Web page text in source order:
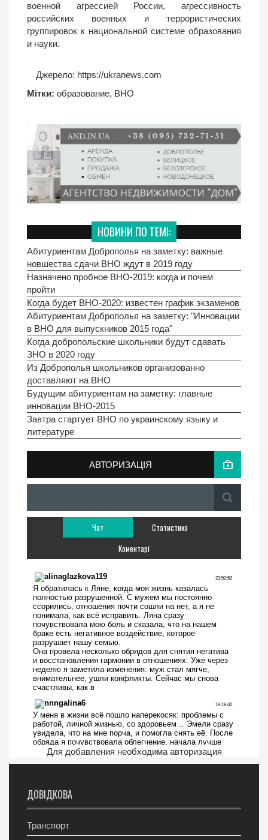
военной агрессией России, агрессивность
российских военных и террористических
группировок к национальной системе образования
и науки.
Джерело: https://ukranews.com
Мітки: образование, ВНО
НОВИНИ ПО ТЕМІ:
Абитуриентам Доброполья на заметку: важные
новшества сдачи ВНО ждут в 2019 году
Назначено пробное ВНО-2019: когда и почем
пройти
Когда будет ВНО-2020: известен график экзаменов
Абитуриентам Доброполья на заметку: "Инновации
в ВНО для выпускников 2015 года"
Когда добропольские школьники будут сдавать
ЗНО в 2020 году
Из Доброполья школьников организованно
доставляют на ВНО
Будущим абитуриентам на заметку: главные
инновации ВНО-2015
Завтра стартует ВНО по украинскому языку и
литературе
АВТОРИЗАЦІЯ
Чат
Статистика
Коментарі
Для добавления необходима авторизация
ДОВІДКОВА
Транспорт